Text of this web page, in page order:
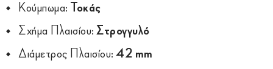
Κούμπωμα:
Τοκάς
Σχήμα Πλαισίου: Στρογγυλό
Διάμετρος Πλαισίου: 42 mm